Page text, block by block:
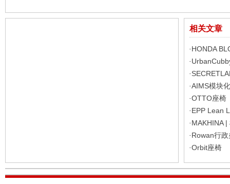
相关文章
· HONDA
·
·
·AIMS模块
·OTTO座椅
· EPP Lean
· MAKHINA
· Rowan行
·Orbit座椅